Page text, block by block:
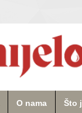
O nama Što